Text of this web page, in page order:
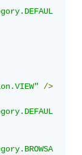
/>